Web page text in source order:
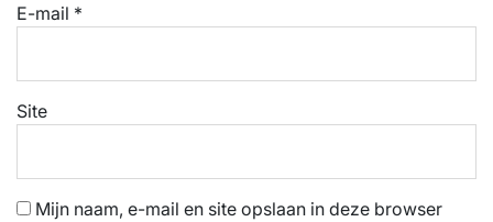
E-mail *
Site
Mijn naam, e-mail en site opslaan in deze browser